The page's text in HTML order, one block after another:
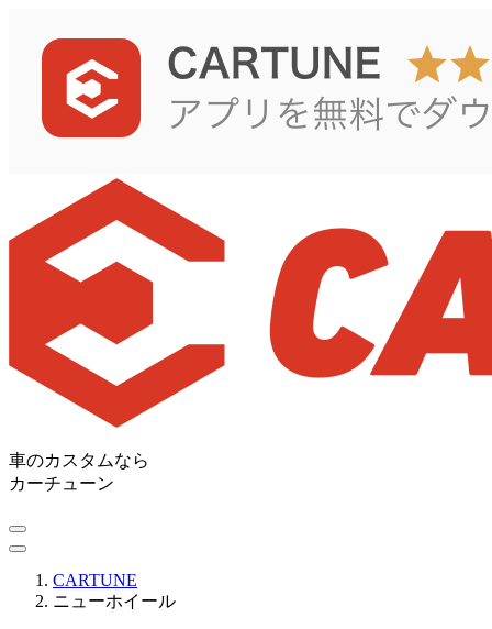
車のカスタムなら
カーチューン
CARTUNE
ニューホイール